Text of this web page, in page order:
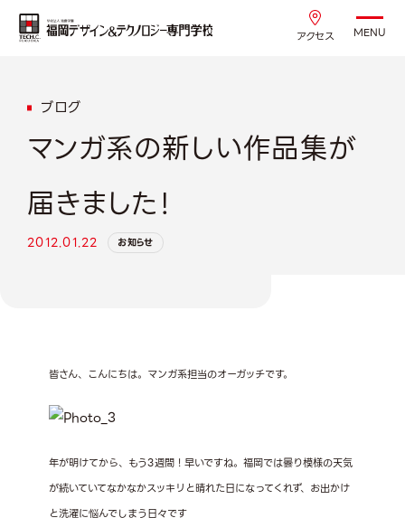
アクセス MENU
ブログ
マンガ系の新しい作品集が
届きました！
2012.01.22 お知らせ
皆さん、こんにちは。マンガ系担当のオーガッチです。
年が明けてから、もう3週間！早いですね。福岡では曇り模様の天気
が続いていてなかなかスッキリと晴れた日になってくれず、お出かけ
と洗濯に悩んでしまう日々です